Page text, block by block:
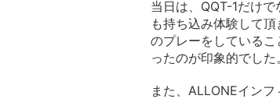
当日は、QQT-1だけ
も持ち込み体験して
のプレーをしている
ったのが印象的でした。
また、ALLONEイン